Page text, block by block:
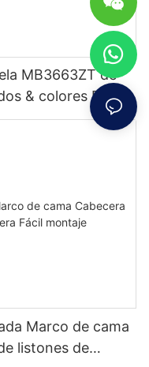
MB3663ZT de
& colores Precio
Marco de cama
listones de